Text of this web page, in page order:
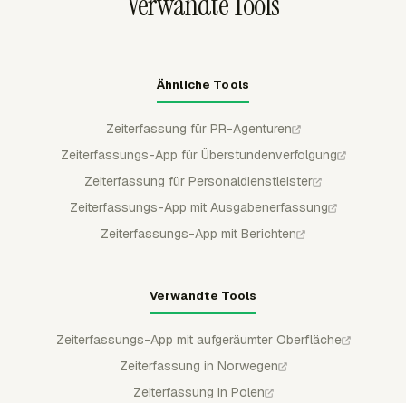
Ähnliche Tools
Zeiterfassung für PR-Agenturen
Zeiterfassungs-App für Überstundenverfolgung
Zeiterfassung für Personaldienstleister
Zeiterfassungs-App mit Ausgabenerfassung
Zeiterfassungs-App mit Berichten
Verwandte Tools
Zeiterfassungs-App mit aufgeräumter Oberfläche
Zeiterfassung in Norwegen
Zeiterfassung in Polen